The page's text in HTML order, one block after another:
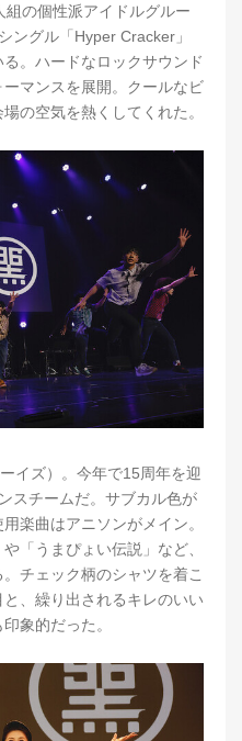
組の個性派アイドルグルー
ングル「Hyper Cracker」
。ハードなロックサウンド
マンスを展開。クールなビ
の空気を熱くしてくれた。
イズ）。今年で15周年を迎
スチームだ。サブカル色が
楽曲はアニソンがメイン。
「うまぴょい伝説」など、
チェック柄のシャツを着こ
、繰り出されるキレのいい
象的だった。